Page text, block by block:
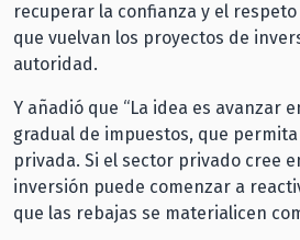
recuperar la confianza y el
que vuelvan los proyectos de
autoridad.
Y añadió que “La idea es avanzar
gradual de impuestos, que
privada. Si el sector privado cree
inversión puede comenzar a
que las rebajas se materialicen